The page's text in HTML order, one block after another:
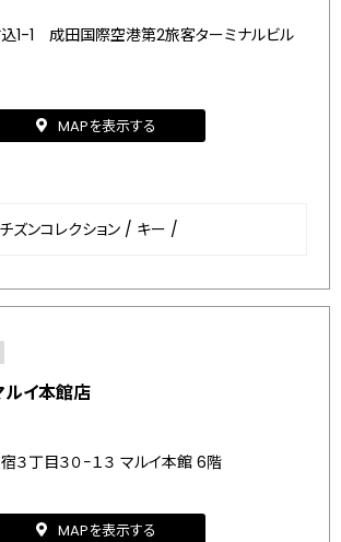
1-1 成田国際空港第2旅客ターミナルビル
MAPを表示する
ズンコレクション / キー /
イ本館店
３丁目３０−１３ マルイ本館 6階
MAPを表示する